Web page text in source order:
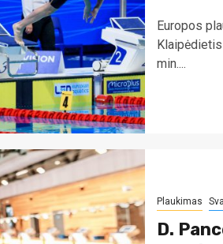
Europos
min....
Plaukimas
D.